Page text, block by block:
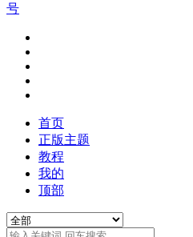
号
首页
正版主题
教程
我的
顶部